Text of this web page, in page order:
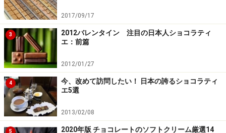
2017/09/17
3
2012バレンタイン 注目の日本人ショコラティ
エ：前篇
2012/01/27
4
今、改めて訪問したい！ 日本の誇るショコラティ
エ5選
2013/02/08
5 2020年版 チョコレートのソフトクリーム厳選14